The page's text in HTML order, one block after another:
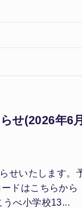
せ(2026年6
せいたします
ードはこちら
べ小学校13...